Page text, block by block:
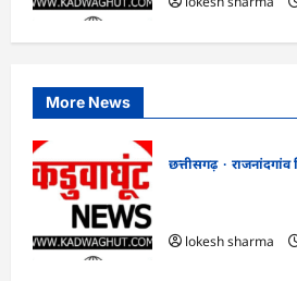
More News
छत्तीसगढ़
राजनांदगांव
lokesh sharma